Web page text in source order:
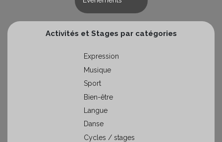
Activités et Stages par catégories
Expression
Musique
Sport
Bien-être
Langue
Danse
Cycles / stages